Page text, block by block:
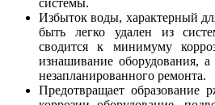
системы.
Избыток воды, характерный
быть легко удален из
сводится к минимуму
изнашивание оборудования,
незапланированного ремонта.
Предотвращает образование